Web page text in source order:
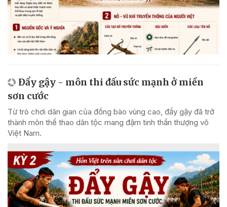
Đẩy gậy - môn thi đấu sức mạnh ở miền
sơn cước
Từ trò chơi dân gian của đồng bào vùng cao, đẩy gậy đã trở
thành môn thể thao dân tộc mang đậm tinh thần thượng võ
Việt Nam.